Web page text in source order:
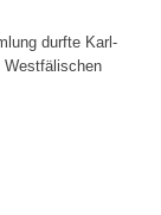
durfte Karl-
Westfälischen